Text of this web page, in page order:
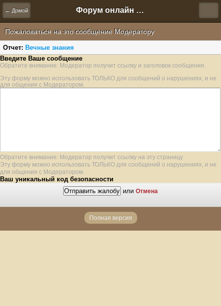
← Домой Форум онлайн игры "Новая Эра" (Нюра Биз)
Пожаловаться на это сообщение Модератору
Отчет: Вечные знания
Введите Ваше сообщение
Обратите внимание: Модератор получит ссылку и заголовок сообщения.
Эту форму можно использовать ТОЛЬКО для сообщений о нарушениях, и не
для общения с Модератором.
Обратите внимание: Модератор получит ссылку на эту страницу
Эту форму можно использовать ТОЛЬКО для сообщений о нарушениях, и не
для общения с Модератором.
Ваш уникальный код безопасности
или Отмена
Полная версия